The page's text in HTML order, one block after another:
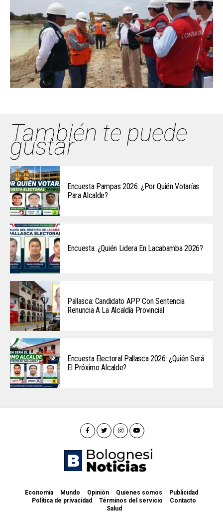
También te puede
gustar
Encuesta Pampas 2026: ¿Por Quién Votarías
Para Alcalde?
Encuesta: ¿Quién Lidera En Lacabamba 2026?
Pallasca: Candidato APP Con Sentencia
Renuncia A La Alcaldía Provincial
Encuesta Electoral Pallasca 2026: ¿Quién Será
El Próximo Alcalde?
Economía Mundo Opinión Quienes somos
Publicidad
Política de privacidad
Términos del servicio
Contacto
Salud